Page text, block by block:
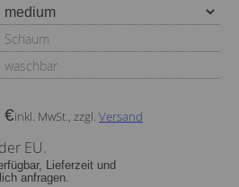
Schaum
waschbar
€inkl. MwSt., zzgl. Versand
EU.
Lieferzeit und
anfragen.